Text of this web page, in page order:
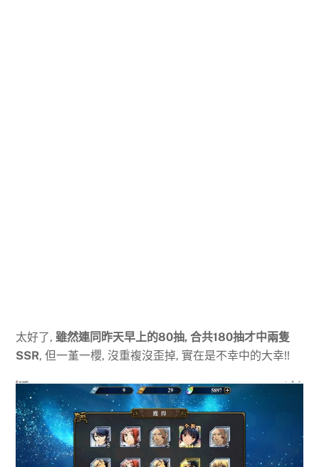
太好了, 雖然連同昨天早上的80抽, 合共180抽才中兩隻
SSR, 但一堇一櫻, 沒重複沒歪掉, 實在是不幸中的大幸!!